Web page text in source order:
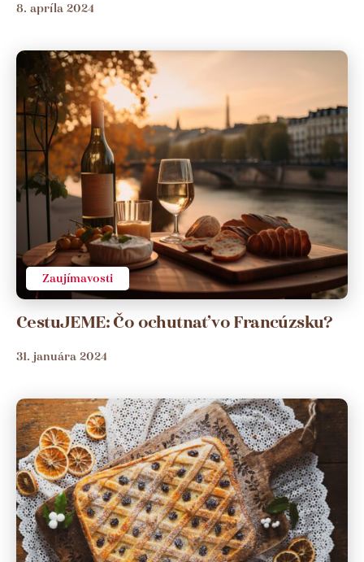
8. apríla 2024
Zaujímavosti
CestuJEME: Čo ochutnať vo Francúzsku?
31. januára 2024